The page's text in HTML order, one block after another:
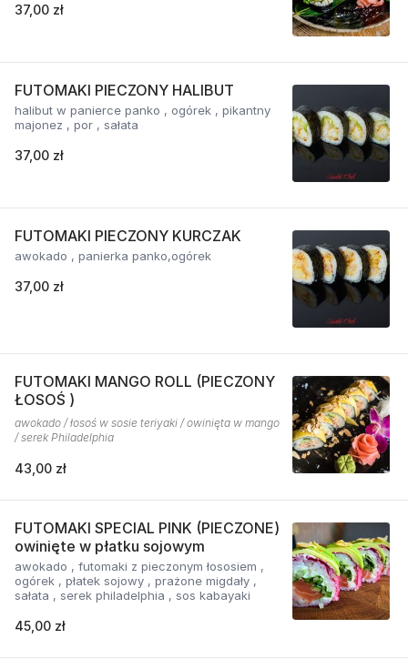
37,00 zł
FUTOMAKI PIECZONY HALIBUT
halibut w panierce panko , ogórek , pikantny
majonez , por , sałata
37,00 zł
FUTOMAKI PIECZONY KURCZAK
awokado , panierka panko,ogórek
37,00 zł
FUTOMAKI MANGO ROLL (PIECZONY
ŁOSOŚ )
awokado / łosoś w sosie teriyaki / owinięta w mango
/ serek Philadelphia
43,00 zł
FUTOMAKI SPECIAL PINK (PIECZONE)
owinięte w płatku sojowym
awokado , futomaki z pieczonym łososiem ,
ogórek , płatek sojowy , prażone migdały ,
sałata , serek philadelphia , sos kabayaki
45,00 zł